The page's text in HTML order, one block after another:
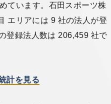
ています。石田スポーツ株
エリアには 9 社の法人が登
登録法人数は 206,459 社で
計を見る